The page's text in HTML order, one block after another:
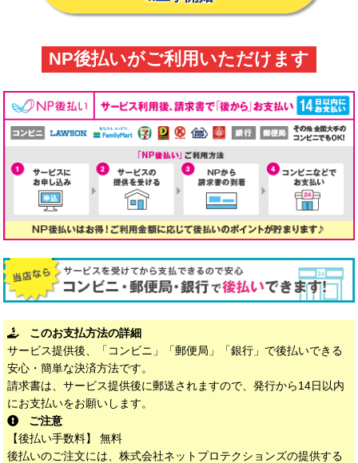
NP後払いがご利用いただけます
このお支払方法の詳細
サービス提供後、「コンビニ」「郵便局」「銀行」で後払いできる
安心・簡単な決済方法です。
請求書は、サービス提供後に郵送されますので、発行から14日以内
にお支払いをお願いします。
ご注意
【後払い手数料】 無料
後払いのご注文には、株式会社ネットプロテクションズの提供する